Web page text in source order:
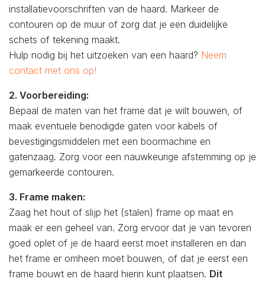
installatievoorschriften van de haard. Markeer de
contouren op de muur of zorg dat je een duidelijke
schets of tekening maakt.
Hulp nodig bij het uitzoeken van een haard? Neem
contact met ons op!
2. Voorbereiding:
Bepaal de maten van het frame dat je wilt bouwen, of
maak eventuele benodigde gaten voor kabels of
bevestigingsmiddelen met een boormachine en
gatenzaag. Zorg voor een nauwkeurige afstemming op je
gemarkeerde contouren.
3. Frame maken:
Zaag het hout of slijp het (stalen) frame op maat en
maak er een geheel van. Zorg ervoor dat je van tevoren
goed oplet of je de haard eerst moet installeren en dan
het frame er omheen moet bouwen, of dat je eerst een
frame bouwt en de haard hierin kunt plaatsen. Dit